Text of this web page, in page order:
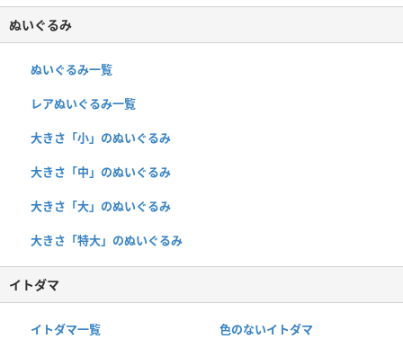
ぬいぐるみ
ぬいぐるみ一覧
レアぬいぐるみ一覧
大きさ「小」のぬいぐるみ
大きさ「中」のぬいぐるみ
大きさ「大」のぬいぐるみ
大きさ「特大」のぬいぐるみ
イトダマ
イトダマ一覧 色のないイトダマ